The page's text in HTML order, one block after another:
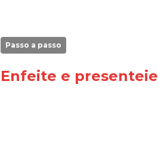
Passo a passo
Enfeite e presenteie